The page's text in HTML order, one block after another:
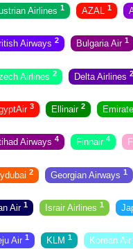
Airlines 1 AZAL 1
Airways 2 Bulgaria Air 1
Airlines 2 Delta Airlines 2
3 Ellinair 2
Airways 4 Finnair 4
2 Georgian Airways 1
Air 1 Israir Airlines 1
Air 1 KLM 1 Korean Air